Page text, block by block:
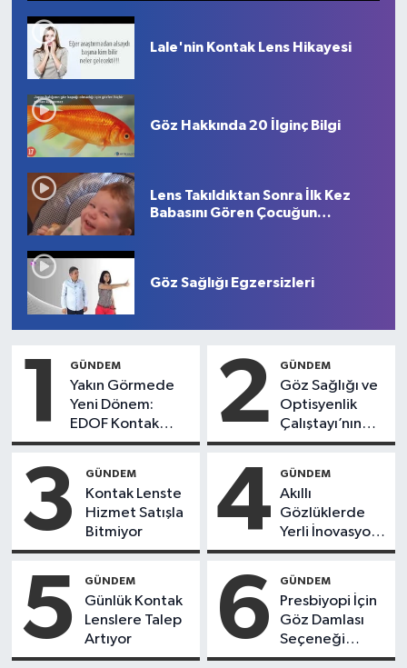
Lale'nin Kontak Lens Hikayesi
Göz Hakkında 20 İlginç Bilgi
Lens Takıldıktan Sonra İlk Kez
Babasını Gören Çocuğun
Göz Sağlığı Egzersizleri
1 GÜNDEM
Yakın Görmede
Yeni Dönem:
EDOF Kontak
Lensler
2 GÜNDEM
Göz Sağlığı ve
Optisyenlik
Çalıştayı’nın
Bilimsel Sonuç
Açıklandı
3 GÜNDEM
Kontak Lenste
Hizmet Satışla
Bitmiyor
4 GÜNDEM
Akıllı
Gözlüklerde
Yerli İnovasyon:
Depresyon
Gözlüğe
Türkpatent
Onayı
5 GÜNDEM
Günlük Kontak
Lenslere Talep
Artıyor
6 GÜNDEM
Presbiyopi İçin
Göz Damlası
Seçeneği
Yayılıyor